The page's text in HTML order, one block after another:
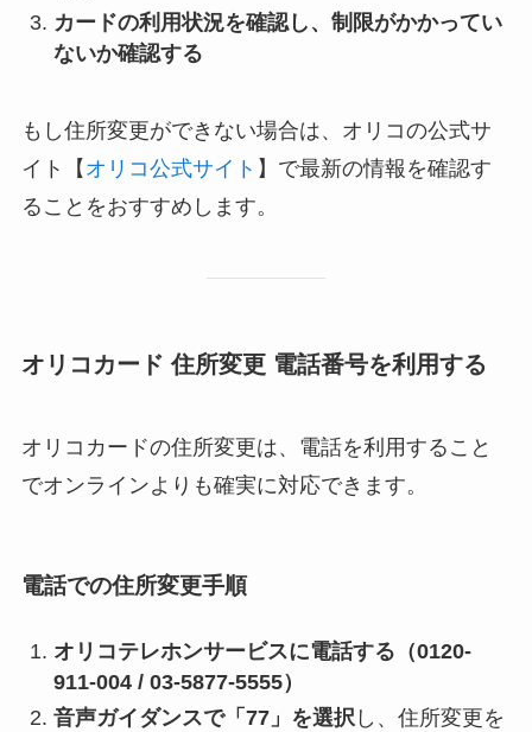
カードの利用状況を確認し、制限がかかってい
ないか確認する
もし住所変更ができない場合は、オリコの公式サ
イト【 オリコ公式サイト 】で最新の情報を確認す
ることをおすすめします。
オリコカード 住所変更 電話番号を利用する
オリコカードの住所変更は、電話を利用すること
でオンラインよりも確実に対応できます。
電話での住所変更手順
オリコテレホンサービスに電話する（0120-
911-004 / 03-5877-5555）
音声ガイダンスで「77」を選択 し、住所変更を